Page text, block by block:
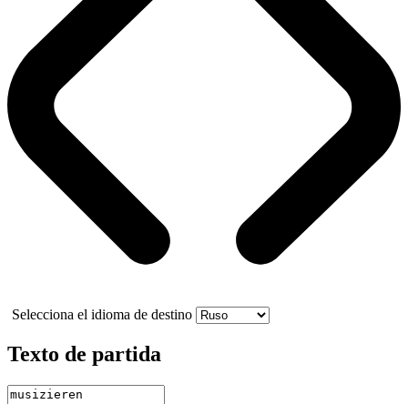
Selecciona el idioma de destino
Texto de partida